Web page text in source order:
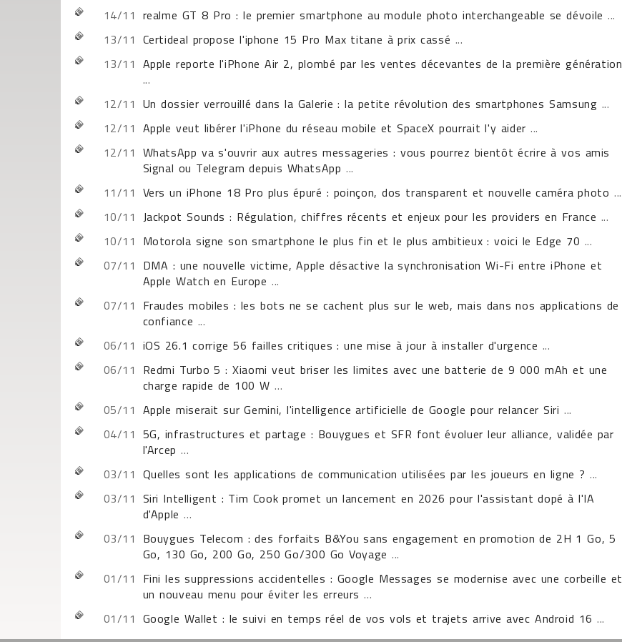
14/11 realme GT 8 Pro : le premier smartphone au module photo interchangeable se dévoile...
13/11 Certideal propose l'iphone 15 Pro Max titane à prix cassé ...
13/11 Apple reporte l'iPhone Air 2, plombé par les ventes décevantes de la première génération
...
12/11 Un dossier verrouillé dans la Galerie : la petite révolution des smartphones Samsung ...
12/11 Apple veut libérer l'iPhone du réseau mobile et SpaceX pourrait l'y aider ...
12/11 WhatsApp va s'ouvrir aux autres messageries : vous pourrez bientôt écrire à vos amis
Signal ou Telegram depuis WhatsApp ...
11/11 Vers un iPhone 18 Pro plus épuré : poinçon, dos transparent et nouvelle caméra photo ...
10/11 Jackpot Sounds : Régulation, chiffres récents et enjeux pour les providers en France ...
10/11 Motorola signe son smartphone le plus fin et le plus ambitieux : voici le Edge 70 ...
07/11 DMA : une nouvelle victime, Apple désactive la synchronisation Wi-Fi entre iPhone et
Apple Watch en Europe ...
07/11 Fraudes mobiles : les bots ne se cachent plus sur le web, mais dans nos applications de
confiance ...
06/11 iOS 26.1 corrige 56 failles critiques : une mise à jour à installer d'urgence ...
06/11 Redmi Turbo 5 : Xiaomi veut briser les limites avec une batterie de 9 000 mAh et une
charge rapide de 100 W ...
05/11 Apple miserait sur Gemini, l'intelligence artificielle de Google pour relancer Siri ...
04/11 5G, infrastructures et partage : Bouygues et SFR font évoluer leur alliance, validée par
l'Arcep ...
03/11 Quelles sont les applications de communication utilisées par les joueurs en ligne ? ...
03/11 Siri Intelligent : Tim Cook promet un lancement en 2026 pour l'assistant dopé à l'IA
d'Apple ...
03/11 Bouygues Telecom : des forfaits B&You sans engagement en promotion de 2H 1 Go, 5
Go, 130 Go, 200 Go, 250 Go/300 Go Voyage ...
01/11 Fini les suppressions accidentelles : Google Messages se modernise avec une corbeille et
un nouveau menu pour éviter les erreurs ...
01/11 Google Wallet : le suivi en temps réel de vos vols et trajets arrive avec Android 16 ...